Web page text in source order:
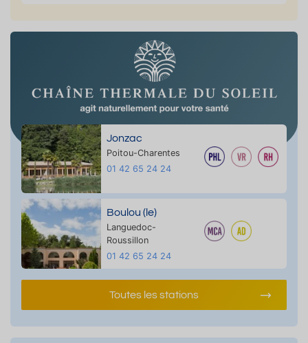
Jonzac
Poitou-Charentes
01 42 65 24 24
Boulou (le)
Languedoc-
Roussillon
01 42 65 24 24
Toutes les stations